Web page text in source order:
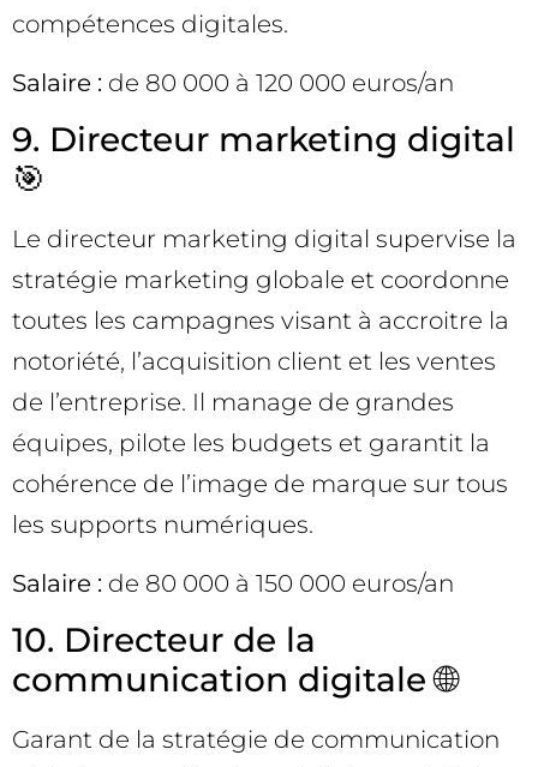
compétences digitales.
Salaire : de 80 000 à 120 000 euros/an
9. Directeur marketing digital
🎯
Le directeur marketing digital supervise la
stratégie marketing globale et coordonne
toutes les campagnes visant à accroitre la
notoriété, l’acquisition client et les ventes
de l’entreprise. Il manage de grandes
équipes, pilote les budgets et garantit la
cohérence de l’image de marque sur tous
les supports numériques.
Salaire : de 80 000 à 150 000 euros/an
10. Directeur de la
communication digitale 🌐
Garant de la stratégie de communication